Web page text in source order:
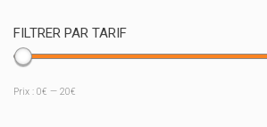
FILTRER PAR TARIF
Prix
Prix
Prix : 0€ — 20€